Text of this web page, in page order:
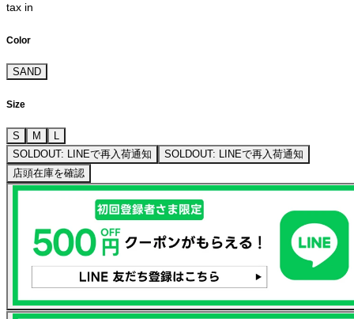
tax in
Color
SAND
Size
S M
L
SOLDOUT: LINEで再入荷通知
SOLDOUT: LINEで再入荷通知
店頭在庫を確認